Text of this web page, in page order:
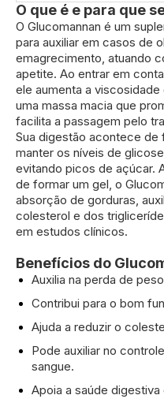
O que é e para que
O Glucomannan é um
para auxiliar em casos de
emagrecimento, atuando
apetite. Ao entrar em
ele aumenta a
uma massa macia que
facilita a passagem pelo
Sua digestão acontece de
manter os níveis de
evitando picos de açúcar.
de formar um gel, o
absorção de gorduras,
colesterol e dos
em estudos clínicos.
Benefícios do
Auxilia na perda de
Contribui para o bom
Ajuda a reduzir o
Pode auxiliar no
sangue.
Apoia a saúde